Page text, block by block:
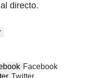
directo.
Facebook